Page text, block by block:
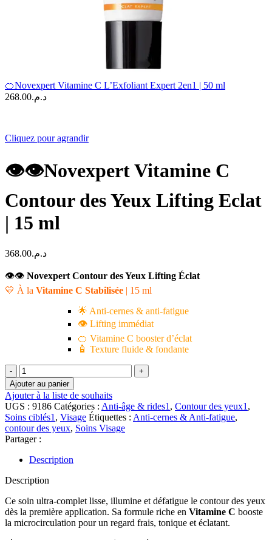
🍊Novexpert Vitamine C L’Exfoliant Expert 2en1 | 50 ml
د.م.268.00
Cliquez pour agrandir
👁️👁️Novexpert Vitamine C
Contour des Yeux Lifting Eclat
| 15 ml
د.م.368.00
👁️👁️ Novexpert Contour des Yeux Lifting Éclat
💛 À la Vitamine C Stabilisée | 15 ml
🌟 Anti-cernes & anti-fatigue
👁️ Lifting immédiat
🍊 Vitamine C booster d’éclat
🧴 Texture fluide & fondante
quantité
de
👁️
👁️
Novexpert
Vitamine
C
Contour
des
Yeux
Eclat
|
15
Ajouter au panier
Ajouter à la liste de souhaits
UGS : 9186 Catégories : Anti-âge & rides1 , Contour des yeux1 ,
Soins ciblés1 , Visage Étiquettes : Anti-cernes & Anti-fatigue,
contour des yeux, Soins Visage
Partager :
Description
Description
Ce soin ultra-complet lisse, illumine et défatigue le contour des yeux
dès la première application. Sa formule riche en Vitamine C booste
la microcirculation pour un regard frais, tonique et éclatant.